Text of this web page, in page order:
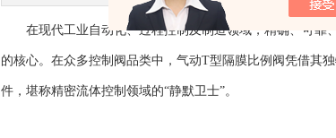
在现代工业自动化、过程控制及制造领域，精确、可靠
的核心。在众多控制阀品类中，气动T型隔膜比例阀凭借其
件，堪称精密流体控制领域的“静默卫士”。